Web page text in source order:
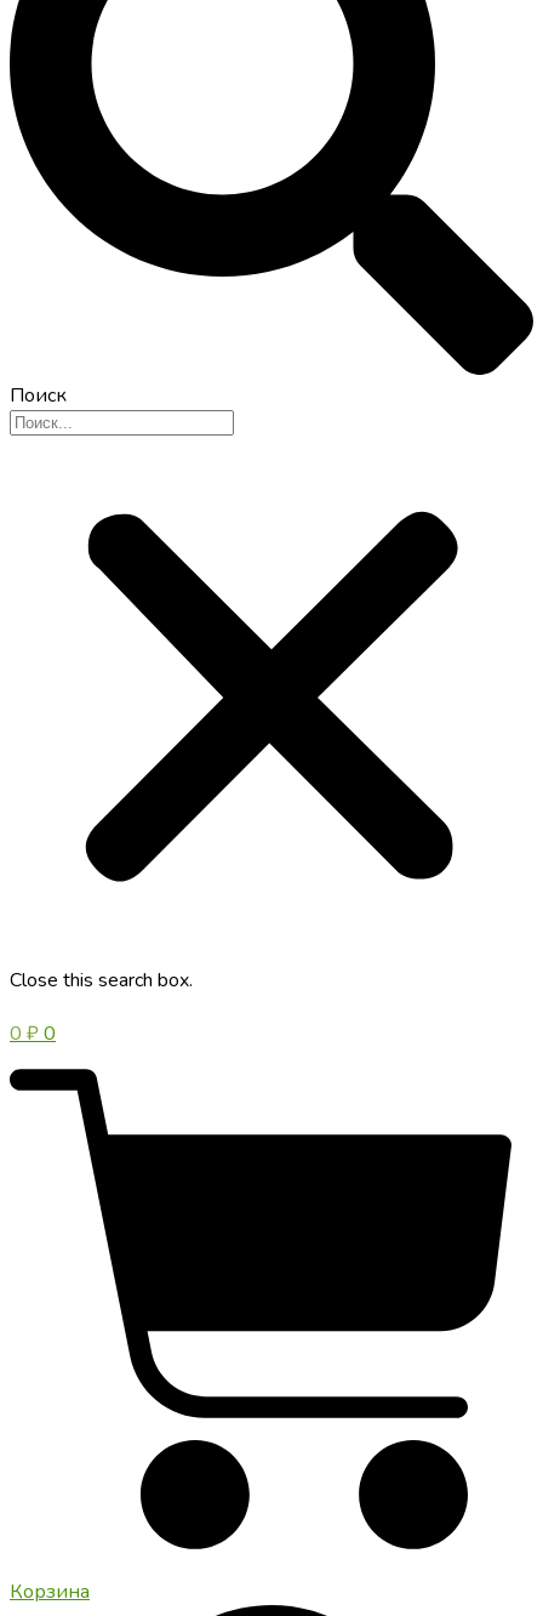
Поиск
Close this search box.
0 ₽0
Корзина